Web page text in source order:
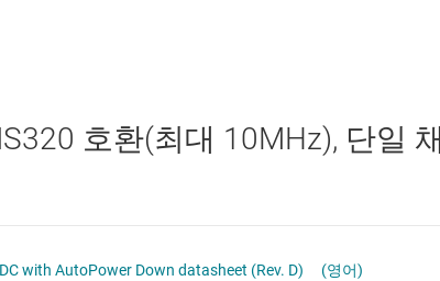
인터페이스호환(최대 10MHz), 단일 채
with AutoPower Down datasheet (Rev. D) (영어)